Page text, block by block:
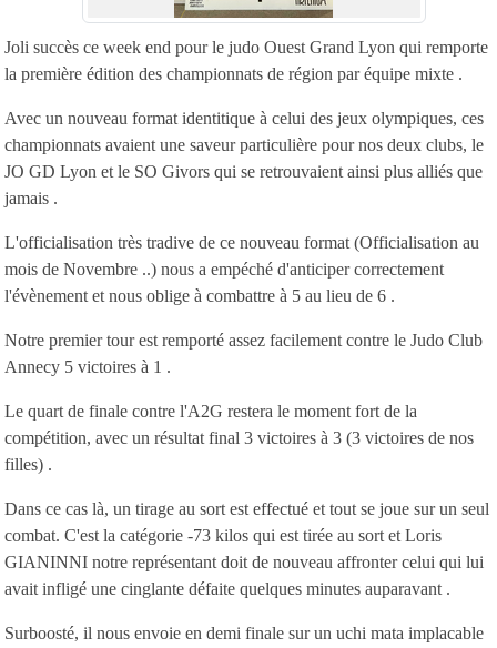
Joli succès ce week end pour le judo Ouest Grand Lyon qui remporte
la première édition des championnats de région par équipe mixte .
Avec un nouveau format identitique à celui des jeux olympiques, ces
championnats avaient une saveur particulière pour nos deux clubs, le
JO GD Lyon et le SO Givors qui se retrouvaient ainsi plus alliés que
jamais .
L'officialisation très tradive de ce nouveau format (Officialisation au
mois de Novembre ..) nous a empéché d'anticiper correctement
l'évènement et nous oblige à combattre à 5 au lieu de 6 .
Notre premier tour est remporté assez facilement contre le Judo Club
Annecy 5 victoires à 1 .
Le quart de finale contre l'A2G restera le moment fort de la
compétition, avec un résultat final 3 victoires à 3 (3 victoires de nos
filles) .
Dans ce cas là, un tirage au sort est effectué et tout se joue sur un seul
combat. C'est la catégorie -73 kilos qui est tirée au sort et Loris
GIANINNI notre représentant doit de nouveau affronter celui qui lui
avait infligé une cinglante défaite quelques minutes auparavant .
Surboosté, il nous envoie en demi finale sur un uchi mata implacable